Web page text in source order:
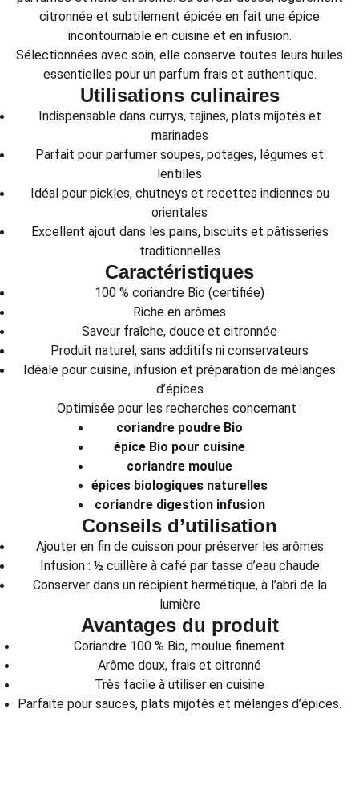
citronnée et subtilement épicée en fait une épice
incontournable en cuisine et en infusion.
Sélectionnées avec soin, elle conserve toutes leurs huiles
essentielles pour un parfum frais et authentique.
Utilisations culinaires
Indispensable dans currys, tajines, plats mijotés et
marinades
Parfait pour parfumer soupes, potages, légumes et
lentilles
Idéal pour pickles, chutneys et recettes indiennes ou
orientales
Excellent ajout dans les pains, biscuits et pâtisseries
traditionnelles
Caractéristiques
100 % coriandre Bio (certifiée)
Riche en arômes
Saveur fraîche, douce et citronnée
Produit naturel, sans additifs ni conservateurs
Idéale pour cuisine, infusion et préparation de mélanges
d’épices
Optimisée pour les recherches concernant :
coriandre poudre Bio
épice Bio pour cuisine
coriandre moulue
épices biologiques naturelles
coriandre digestion infusion
Conseils d’utilisation
Ajouter en fin de cuisson pour préserver les arômes
Infusion : ½ cuillère à café par tasse d’eau chaude
Conserver dans un récipient hermétique, à l’abri de la
lumière
Avantages du produit
Coriandre 100 % Bio, moulue finement
Arôme doux, frais et citronné
Très facile à utiliser en cuisine
Parfaite pour sauces, plats mijotés et mélanges d’épices.